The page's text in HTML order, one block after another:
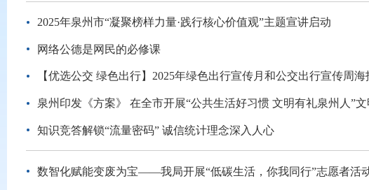
2025年泉州市“凝聚榜样力量·践行核心价值观”主题宣讲启动
网络公德是网民的必修课
【优选公交 绿色出行】2025年绿色出行宣传月和公交出行宣传周海
泉州印发《方案》 在全市开展“公共生活好习惯 文明有礼泉州人”
知识竞答解锁“流量密码” 诚信统计理念深入人心
数智化赋能变废为宝——我局开展“低碳生活，你我同行”志愿者活